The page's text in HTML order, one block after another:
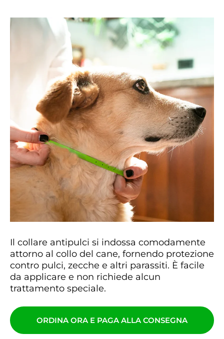
Il collare antipulci si indossa comodamente
attorno al collo del cane, fornendo protezione
contro pulci, zecche e altri parassiti. È facile
da applicare e non richiede alcun
trattamento speciale.
ORDINA ORA E PAGA ALLA CONSEGNA